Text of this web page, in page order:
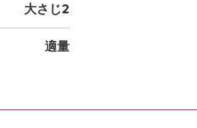
大さじ2
適量